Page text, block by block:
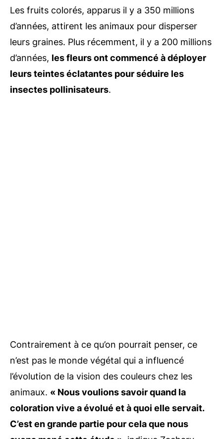
Les fruits colorés, apparus il y a 350 millions
d’années, attirent les animaux pour disperser
leurs graines. Plus récemment, il y a 200 millions
d’années, les fleurs ont commencé à déployer
leurs teintes éclatantes pour séduire les
insectes pollinisateurs.
Contrairement à ce qu’on pourrait penser, ce
n’est pas le monde végétal qui a influencé
l’évolution de la vision des couleurs chez les
animaux. « Nous voulions savoir quand la
coloration vive a évolué et à quoi elle servait.
C’est en grande partie pour cela que nous